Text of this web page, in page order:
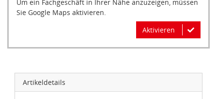
Um ein Fachgeschäft in Ihrer Nähe anzuzeigen, müssen
Sie Google Maps aktivieren.
Aktivieren
Artikeldetails